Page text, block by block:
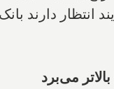
دارند
می‌برد